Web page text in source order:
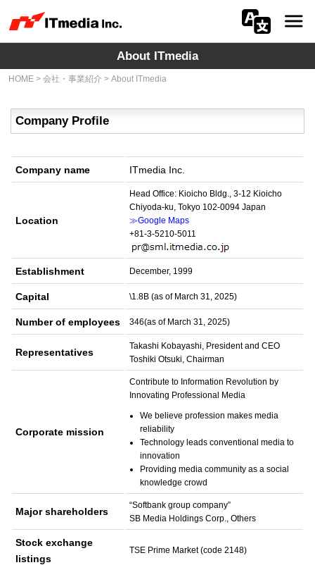
IR
メディア一覧
広告サービス
About ITmedia
HOME > 会社・事業紹介 > About ITmedia
Company Profile
Company name ITmedia Inc.
Location
Head Office: Kioicho Bldg., 3-12 Kioicho
Chiyoda-ku, Tokyo 102-0094 Japan
≫Google Maps
+81-3-5210-5011
Establishment December, 1999
Capital \1.8B (as of March 31, 2025)
Number of employees 346(as of March 31, 2025)
Representatives
Takashi Kobayashi, President and CEO
Toshiki Otsuki, Chairman
Corporate mission
Contribute to Information Revolution by
Innovating Professional Media
We believe profession makes media
reliability
Technology leads conventional media to
innovation
Providing media community as a social
knowledge crowd
Major shareholders
“Softbank group company”
SB Media Holdings Corp., Others
Stock exchange
listings
TSE Prime Market (code 2148)